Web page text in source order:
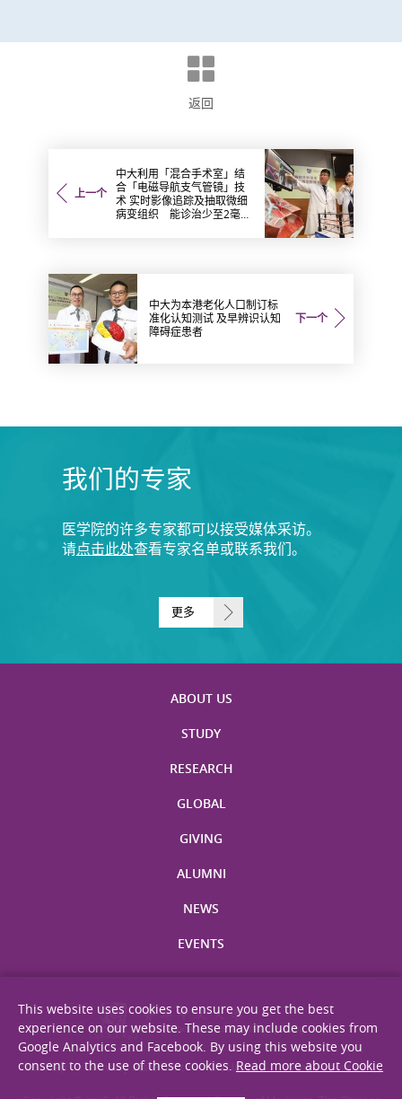
返回
上一个
中大利用「混合手术室」结
合「电磁导航支气管镜」技
术 实时影像追踪及抽取微细
病变组织 能诊治少至2毫米
下一个
中大为本港老化人口制订标
准化认知测试 及早辨识认知
障碍症患者
我们的专家
医学院的许多专家都可以接受媒体采访。
请点击此处查看专家名单或联系我们。
更多
ABOUT US
STUDY
RESEARCH
GLOBAL
GIVING
ALUMNI
NEWS
EVENTS
Site Map Privacy Statement Disclaimer Web Accessibility
This website uses cookies to ensure you get the best
experience on our website. These may include cookies from
Google Analytics and Facebook. By using this website you
consent to the use of these cookies. Read more about Cookie